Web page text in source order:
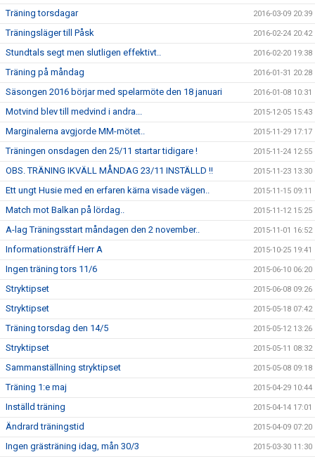
Träning torsdagar 2016-03-09 20:39
Träningsläger till Påsk 2016-02-24 20:42
Stundtals segt men slutligen effektivt.. 2016-02-20 19:38
Träning på måndag 2016-01-31 20:28
Säsongen 2016 börjar med spelarmöte den 18 januari 2016-01-08 10:31
Motvind blev till medvind i andra... 2015-12-05 15:43
Marginalerna avgjorde MM-mötet.. 2015-11-29 17:17
Träningen onsdagen den 25/11 startar tidigare ! 2015-11-24 12:55
OBS. TRÄNING IKVÄLL MÅNDAG 23/11 INSTÄLLD !! 2015-11-23 13:30
Ett ungt Husie med en erfaren kärna visade vägen.. 2015-11-15 09:11
Match mot Balkan på lördag.. 2015-11-12 15:25
A-lag Träningsstart måndagen den 2 november.. 2015-11-01 16:52
Informationsträff Herr A 2015-10-25 19:41
Ingen träning tors 11/6 2015-06-10 06:20
Stryktipset 2015-06-08 09:26
Stryktipset 2015-05-18 07:42
Träning torsdag den 14/5 2015-05-12 13:26
Stryktipset 2015-05-11 08:32
Sammanställning stryktipset 2015-05-08 09:18
Träning 1:e maj 2015-04-29 10:44
Inställd träning 2015-04-14 17:01
Ändrard träningstid 2015-04-09 07:20
Ingen grästräning idag, mån 30/3 2015-03-30 11:30